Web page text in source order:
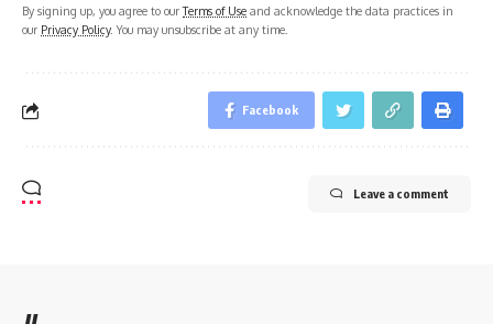
By signing up, you agree to ourTerms of Use and acknowledge the data practices in
our Privacy Policy. You may unsubscribe at any time.
Facebook
Leave a comment